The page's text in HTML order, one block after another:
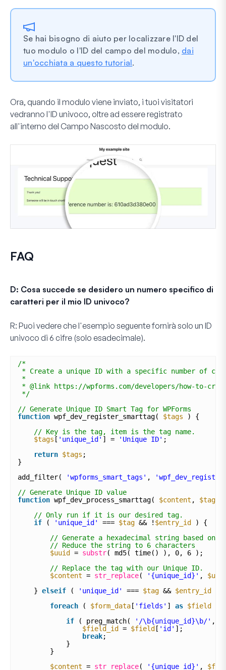
Se hai bisogno di aiuto per localizzare l'ID del
tuo modulo o l'ID del campo del modulo, dai
un'occhiata a questo tutorial.
Ora, quando il modulo viene inviato, i tuoi visitatori
vedranno l'ID univoco, oltre ad essere registrato
all'interno del Campo Nascosto del modulo.
FAQ
D: Cosa succede se desidero un numero specifico di
caratteri per il mio ID univoco?
R: Puoi vedere che l'esempio seguente fornirà solo un ID
univoco di 6 cifre (solo esadecimale).
/*
* Create a unique ID with a specific number of
*
* @link https://wpforms.com/developers/how-to-
*/
// Generate Unique ID Smart Tag for WPForms
function wpf_dev_register_smarttag( $tags
) {
// Key is the tag, item is the tag name.
$tags [ 'unique_id' ] = 'Unique ID' ;
return $tags ;
}
add_filter(
'wpforms_smart_tags' ,
// Generate Unique ID value
function wpf_dev_process_smarttag( $content , $tag
// Only run if it is our desired tag.
if
( 'unique_id' === $tag && ! $entry_id
) {
// Generate a hexadecimal string based on
// Reduce the string to 6 characters
$uuid
= substr( md5( time() ), 0, 6 );
// Replace the tag with our Unique ID.
$content = str_replace( '{unique_id}' ,
} elseif ( 'unique_id' === $tag && $entry_id
foreach
( $form_data [ 'fields' ] as $field
if
( preg_match( '/\b{unique_id}\b/' ,
$field_id
= $field [ 'id' ];
break;
}
}
$content = str_replace( '{unique_id}' ,